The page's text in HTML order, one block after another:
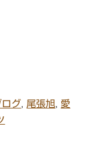
ログ 尾張旭
愛